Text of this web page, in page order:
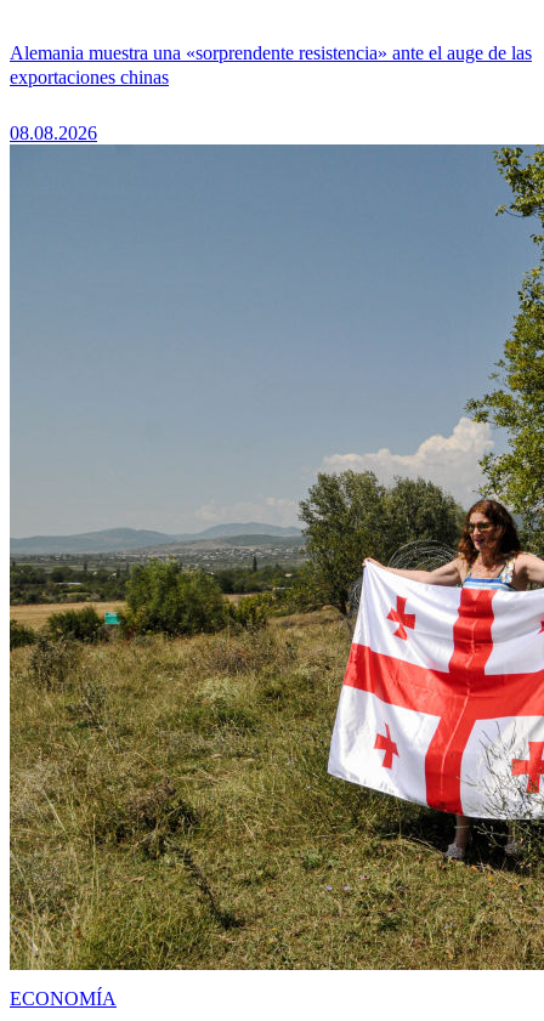
Alemania muestra una «sorprendente resistencia» ante el auge de las
exportaciones chinas
08.08.2026
ECONOMÍA